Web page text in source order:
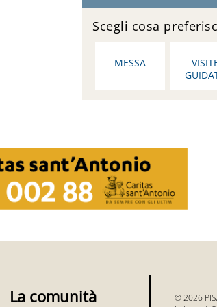
Scegli cosa
MESSA
La comunità
© 2026